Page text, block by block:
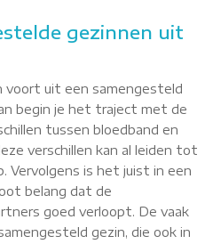
gezinnen uit
voort uit een samengesteld
begin je het traject met de
tussen bloedband en
verschillen kan al leiden tot
Vervolgens is het juist in een
belang dat de
goed verloopt. De vaak
gezin, die ook in